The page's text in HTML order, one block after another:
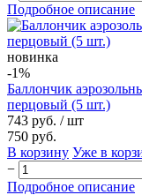
Подробное описание
новинка
-1%
Баллончик
перцовый (5 шт.)
743 руб. / шт
750 руб.
В корзину Уже в
−
Подробное описание